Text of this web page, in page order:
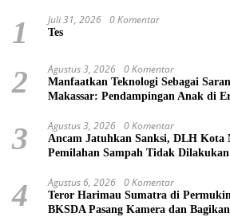
1 Juli 31, 2026 0 Komentar
Tes
2 Agustus 3, 2026 0 Komentar
Manfaatkan Teknologi Sebagai
Makassar: Pendampingan Anak di
3 Agustus 3, 2026 0 Komentar
Ancam Jatuhkan Sanksi, DLH Kota
Pemilahan Sampah Tidak
4 Agustus 6, 2026 0 Komentar
Teror Harimau Sumatra di
BKSDA Pasang Kamera dan